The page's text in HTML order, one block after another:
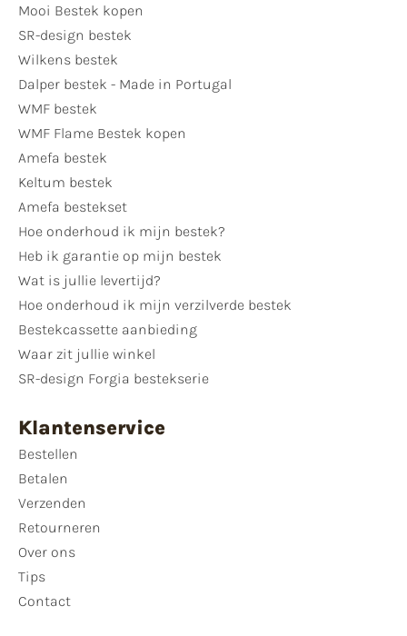
Mooi Bestek kopen
SR-design bestek
Wilkens bestek
Dalper bestek - Made in Portugal
WMF bestek
WMF Flame Bestek kopen
Amefa bestek
Keltum bestek
Amefa bestekset
Hoe onderhoud ik mijn bestek?
Heb ik garantie op mijn bestek
Wat is jullie levertijd?
Hoe onderhoud ik mijn verzilverde bestek
Bestekcassette aanbieding
Waar zit jullie winkel
SR-design Forgia bestekserie
Klantenservice
Bestellen
Betalen
Verzenden
Retourneren
Over ons
Tips
Contact